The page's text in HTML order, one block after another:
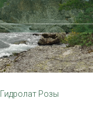
Гидролат Розы